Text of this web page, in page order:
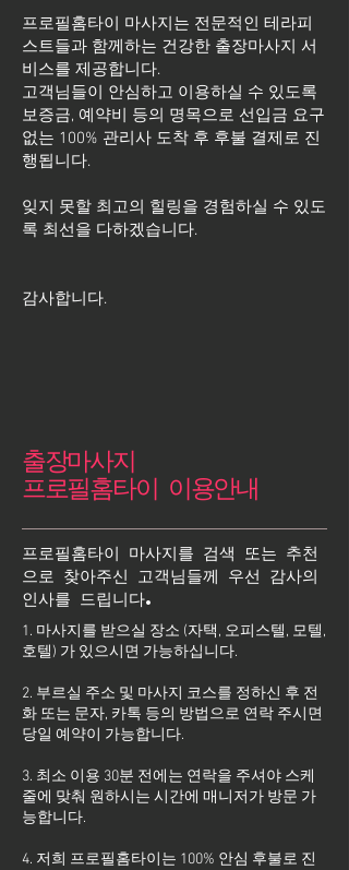
프로필홈타이 마사지는 전문적인 테라피
스트들과 함께하는 건강한 출장마사지 서
비스를 제공합니다.
고객님들이 안심하고 이용하실 수 있도록
보증금, 예약비 등의 명목으로 선입금 요구
없는 100% 관리사 도착 후 후불 결제로 진
행됩니다.
잊지 못할 최고의 힐링을 경험하실 수 있도
록 최선을 다하겠습니다.
​감사합니다.
출장마사지
프로필홈타이 이용안내
프로필홈타이 마사지를 검색 또는 추천
으로 찾아주신 고객님들께 우선 감사의
인사를 드립니다.
1. 마사지를 받으실 장소 (자택, 오피스텔, 모텔,
호텔) 가 있으시면 가능하십니다.
2. 부르실 주소 및 마사지 코스를 정하신 후 전
화 또는 문자, 카톡 등의 방법으로 연락 주시면
당일 예약이 가능합니다.
3. 최소 이용 30분 전에는 연락을 주셔야 스케
줄에 맞춰 원하시는 시간에 매니저가 방문 가
능합니다.
4. 저희 프로필홈타이는 100% 안심 후불로 진